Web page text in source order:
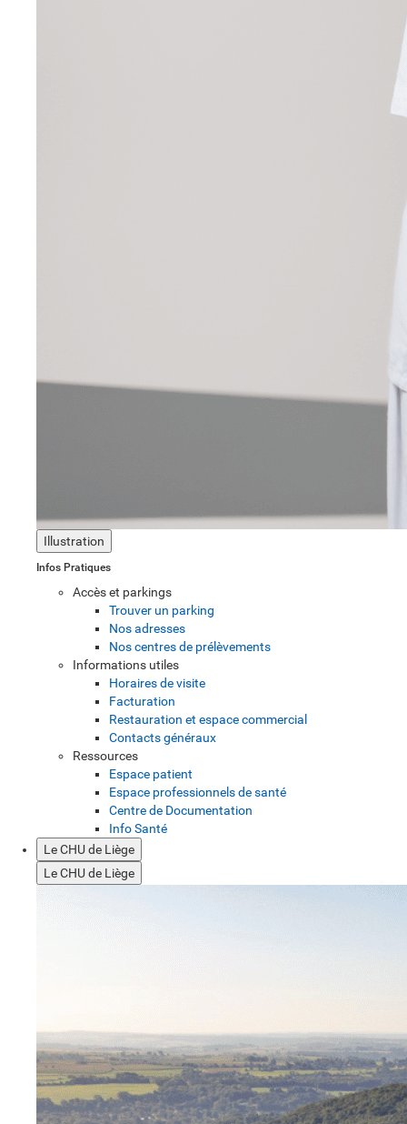
Illustration
Infos Pratiques
Accès et parkings
Trouver un parking
Nos adresses
Nos centres de prélèvements
Informations utiles
Horaires de visite
Facturation
Restauration et espace commercial
Contacts généraux
Ressources
Espace patient
Espace professionnels de santé
Centre de Documentation
Info Santé
Le CHU de Liège
Le CHU de Liège